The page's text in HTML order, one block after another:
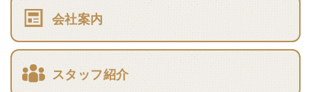
会社案内
スタッフ紹介